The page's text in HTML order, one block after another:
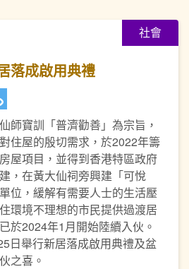
社會
落成啟用典禮
師寶訓「普濟勸善」為宗旨，
住屋的殷切需求，於2022年籌
屋項目，並得到香港特區政府
，在黃大仙祠旁興建「可悅
位，緩解有需要人士的生活壓
環境不理想的市民提供過渡居
於2024年1月開始陸續入伙。
日舉行新居落成啟用典禮及盆
之喜。